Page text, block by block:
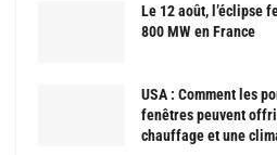
Le 12 août, l’éclipse
800 MW en France
USA : Comment les
fenêtres peuvent
chauffage et une